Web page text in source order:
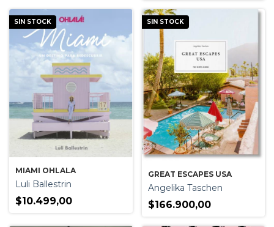
SIN STOCK
MIAMI OHLALA
Luli Ballestrin
$10.499,00
SIN STOCK
GREAT ESCAPES USA
Angelika Taschen
$166.900,00